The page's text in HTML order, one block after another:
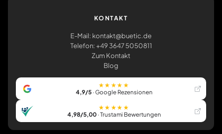
KONTAKT
E-Mail: kontakt@buetic.de
Telefon: +49 3647 5050811
Zum Kontakt
Blog
★★★★★
4,9/5· Google Rezensionen
★★★★★
4,98/5,00· Trustami Bewertungen